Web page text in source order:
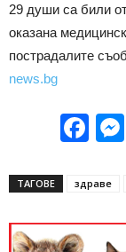
29 души са били
оказана
пострадалите
news.bg
ТАГОВЕ здраве